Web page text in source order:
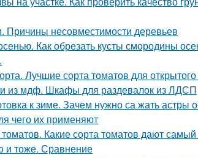
Причины несовместимости деревьев
Как обрезать кусты смородины
Лучшие сорта томатов для открытого
из мдф. Шкафы для раздевалок из ЛДСП
к зиме. Зачем нужно са жать астры
чего их применяют
Какие сорта томатов дают
и тоже. Сравнение